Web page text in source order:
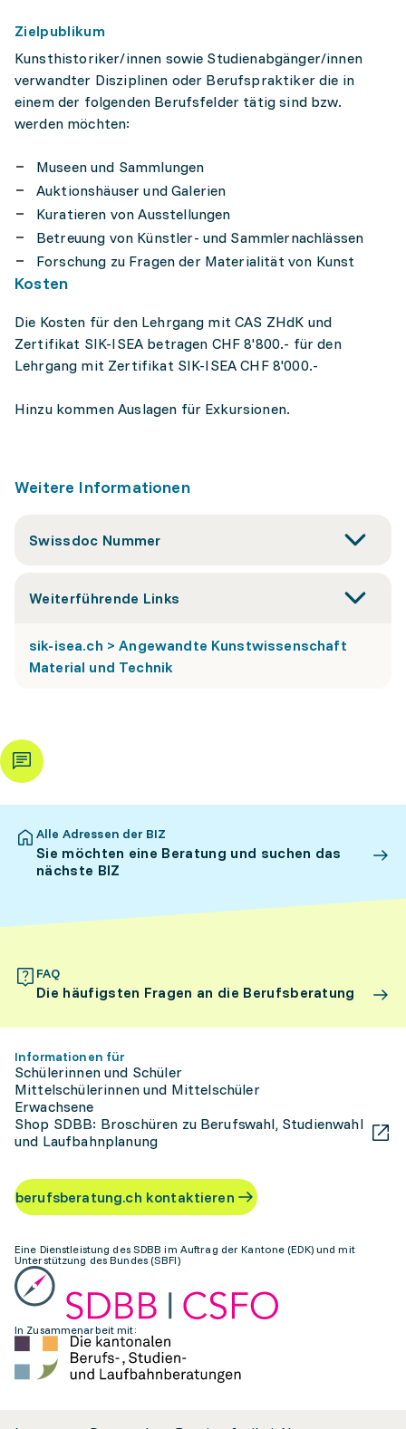
Zielpublikum
Kunsthistoriker/innen sowie Studienabgänger/innen
verwandter Disziplinen oder Berufspraktiker die in
einem der folgenden Berufsfelder tätig sind bzw.
werden möchten:
Museen und Sammlungen
Auktionshäuser und Galerien
Kuratieren von Ausstellungen
Betreuung von Künstler- und Sammlernachlässen
Forschung zu Fragen der Materialität von Kunst
Kosten
Die Kosten für den Lehrgang mit CAS ZHdK und
Zertifikat SIK-ISEA betragen CHF 8'800.- für den
Lehrgang mit Zertifikat SIK-ISEA CHF 8'000.-
Hinzu kommen Auslagen für Exkursionen.
Weitere Informationen
Swissdoc Nummer
Weiterführende Links
sik-isea.ch > Angewandte Kunstwissenschaft
Material und Technik
Alle Adressen der BIZ
Sie möchten eine Beratung und suchen das
nächste BIZ
FAQ
Die häufigsten Fragen an die Berufsberatung
Informationen für
Schülerinnen und Schüler
Mittelschülerinnen und Mittelschüler
Erwachsene
Shop SDBB: Broschüren zu Berufswahl, Studienwahl
und Laufbahnplanung
berufsberatung.ch kontaktieren
Eine Dienstleistung des SDBB im Auftrag der Kantone (EDK) und mit
Unterstützung des Bundes (SBFI)
In Zusammenarbeit mit: